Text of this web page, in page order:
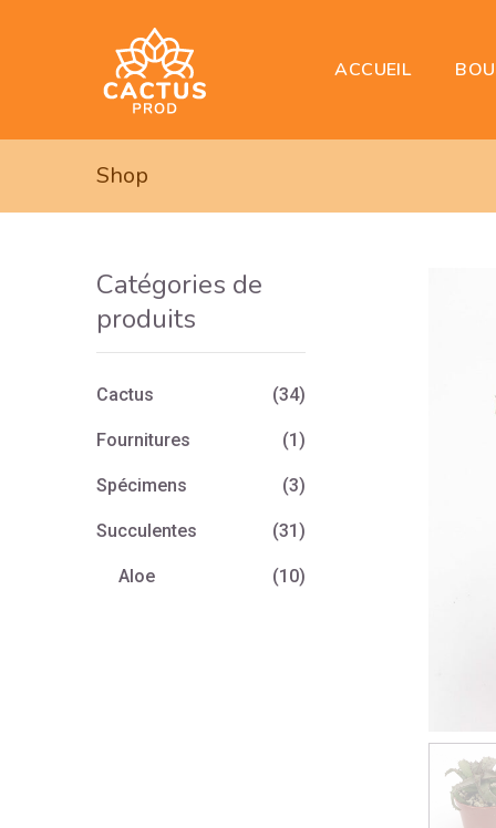
ACCUEIL
Shop
Catégories de
produits
Cactus (34)
Fournitures (1)
Spécimens (3)
Succulentes (31)
Aloe (10)